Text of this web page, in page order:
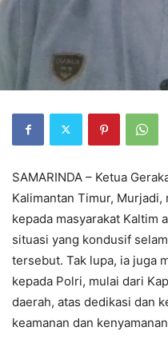
SAMARINDA – Ketua
Kalimantan Timur, Murjadi,
kepada masyarakat Kaltim
situasi yang kondusif
tersebut. Tak lupa, ia juga
kepada Polri, mulai dari
daerah, atas dedikasi dan
keamanan dan